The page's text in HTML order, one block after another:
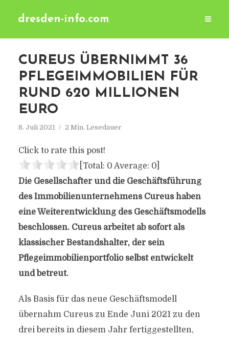
dresden-info.com
CUREUS ÜBERNIMMT 36
PFLEGEIMMOBILIEN FÜR
RUND 620 MILLIONEN
EURO
8. Juli 2021 2 Min. Lesedauer
Click to rate this post!
[Total: 0 Average: 0]
Die Gesellschafter und die Geschäftsführung
des Immobilienunternehmens Cureus haben
eine Weiterentwicklung des Geschäftsmodells
beschlossen. Cureus arbeitet ab sofort als
klassischer Bestandshalter, der sein
Pflegeimmobilienportfolio selbst entwickelt
und betreut.
Als Basis für das neue Geschäftsmodell
übernahm Cureus zu Ende Juni 2021 zu den
drei bereits in diesem Jahr fertiggestellten,